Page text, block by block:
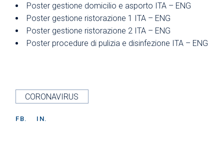
Poster gestione domicilio e asporto ITA – ENG
Poster gestione ristorazione 1 ITA – ENG
Poster gestione ristorazione 2 ITA – ENG
Poster procedure di pulizia e disinfezione ITA – ENG
CORONAVIRUS
FB. IN.